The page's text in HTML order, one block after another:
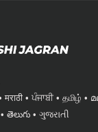
मराठी ਪੰਜਾਬੀ தமிழ்
తెలుగు ગુજરાતી